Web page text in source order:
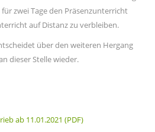
zwei Tage den Präsenzunterricht
auf Distanz zu verbleiben.
über den weiteren Hergang
dieser Stelle wieder.
ab 11.01.2021 (PDF)